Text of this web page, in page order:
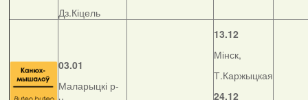
Дз.Кіцель
03.01
Маларыцкі р-
13.12
Мінск,
Т.Каржыцкая
24.12